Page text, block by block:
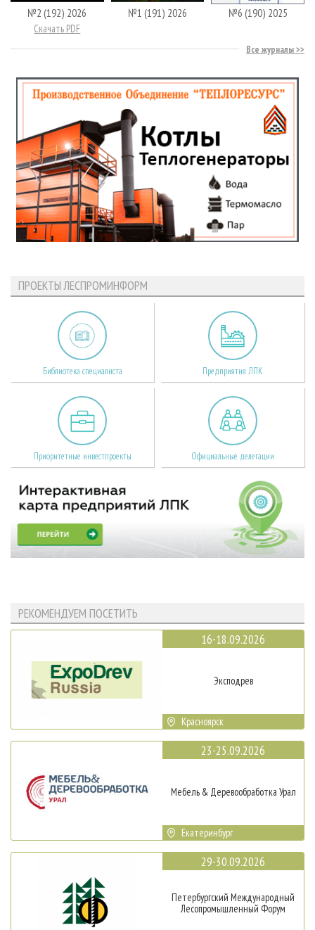
№2 (192) 2026
Скачать PDF
№1 (191) 2026 №6 (190) 2025
Все журналы
ПРОЕКТЫ ЛЕСПРОМИНФОРМ
Библиотека специалиста Предприятия ЛПК
Приоритетные инвестпроекты Официальные делегации
РЕКОМЕНДУЕМ ПОСЕТИТЬ
16-18.09.2026
Эксподрев
Красноярск
23-25.09.2026
Мебель & Деревообработка Урал
Екатеринбург
29-30.09.2026
Петербургский Международный
Лесопромышленный Форум